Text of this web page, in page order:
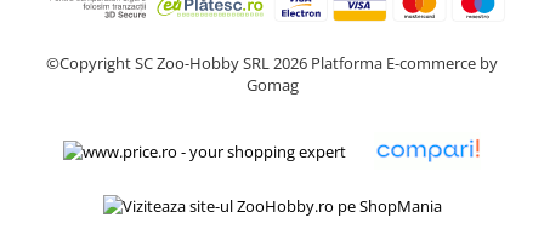
©Copyright SC Zoo-Hobby SRL 2026 Platforma E-commerce by
Gomag